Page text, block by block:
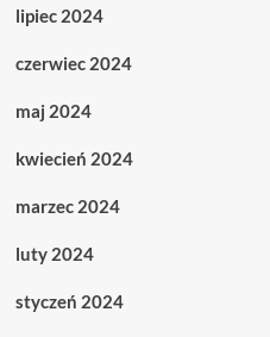
lipiec 2024
czerwiec 2024
maj 2024
kwiecień 2024
marzec 2024
luty 2024
styczeń 2024